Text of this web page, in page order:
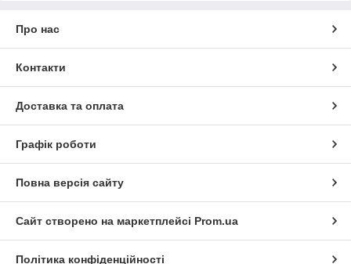
Про нас
Контакти
Доставка та оплата
Графік роботи
Повна версія сайту
Сайт створено на маркетплейсі Prom.ua
Політика конфіденційності